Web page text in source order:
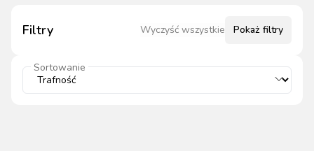
Filtry Wyczyść wszystkie Pokaż filtry
Sortowanie